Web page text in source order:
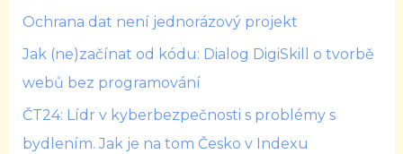
Ochrana dat není jednorázový projekt
Jak (ne)začínat od kódu: Dialog DigiSkill o tvorbě
webů bez programování
ČT24: Lídr v kyberbezpečnosti s problémy s
bydlením. Jak je na tom Česko v Indexu